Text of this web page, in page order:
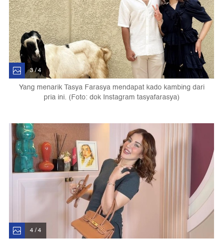
3 / 4
Yang menarik Tasya Farasya mendapat kado kambing dari
pria ini. (Foto: dok Instagram tasyafarasya)
4 / 4